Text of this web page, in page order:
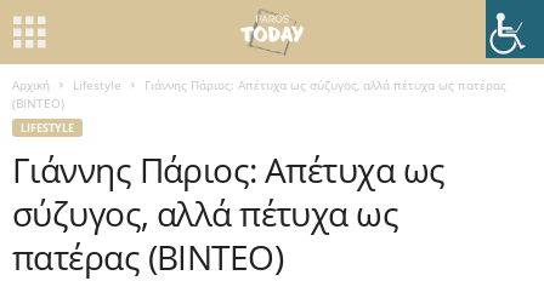
Αρχική Lifestyle
Γιάννης Πάριος: Απέτυχα ως σύζυγος, αλλά πέτυχα ως πατέρας
(ΒΙΝΤΕΟ)
LIFESTYLE
Γιάννης Πάριος: Απέτυχα ως
σύζυγος, αλλά πέτυχα ως
πατέρας (ΒΙΝΤΕΟ)